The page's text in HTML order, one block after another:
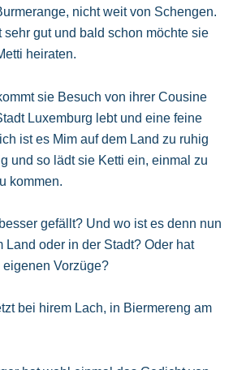
nicht weit von Schengen.
sehr gut und bald schon möchte sie
heiraten.
sie Besuch von ihrer Cousine
Luxemburg lebt und eine feine
ist es Mim auf dem Land zu ruhig
und so lädt sie Ketti ein, einmal zu
kommen.
gefällt? Und wo ist es denn nun
Land oder in der Stadt? Oder hat
Vorzüge?
bei hirem Lach, in Biermereng am